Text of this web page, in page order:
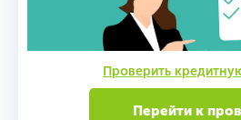
Проверить
Перейти к